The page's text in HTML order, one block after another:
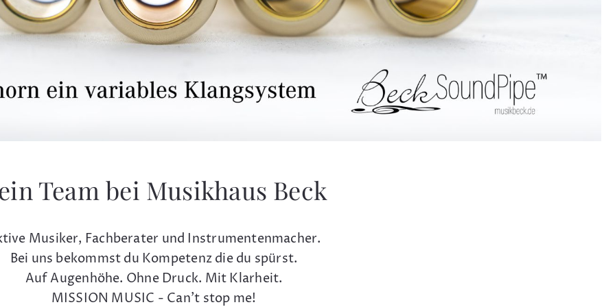
Team bei Musikhaus Beck
Musiker, Fachberater und Instrumentenmacher.
Bei uns bekommst du Kompetenz die du spürst.
Auf Augenhöhe. Ohne Druck. Mit Klarheit.
MISSION MUSIC - Can't stop me!